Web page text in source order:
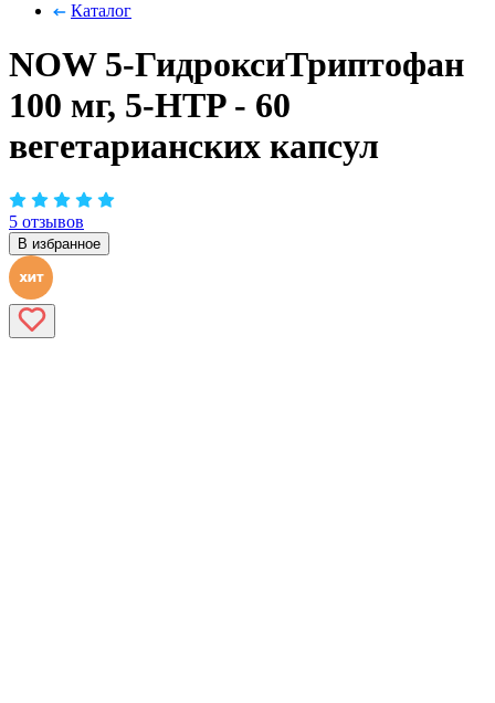
Каталог
NOW 5-ГидроксиТриптофан
100 мг, 5-HTP - 60
вегетарианских капсул
5 отзывов
В избранное